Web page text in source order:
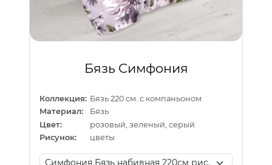
Бязь Симфония
Коллекция: Бязь 220 см. с компаньоном
Материал:
Бязь
Цвет:
розовый, зеленый, серый
Рисунок:
цветы